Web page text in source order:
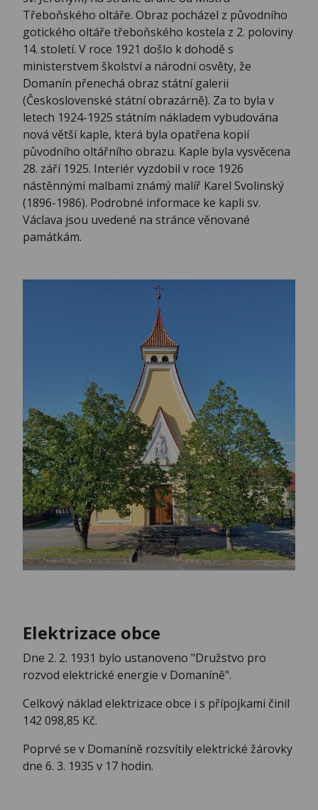
Třeboňského oltáře. Obraz pocházel z původního
gotického oltáře třeboňského kostela z 2. poloviny
14. století. V roce 1921 došlo k dohodě s
ministerstvem školství a národní osvěty, že
Domanín přenechá obraz státní galerii
(Československé státní obrazárně). Za to byla v
letech 1924-1925 státním nákladem vybudována
nová větší kaple, která byla opatřena kopií
původního oltářního obrazu. Kaple byla vysvěcena
28. září 1925. Interiér vyzdobil v roce 1926
nástěnnými malbami známý malíř Karel Svolinský
(1896-1986). Podrobné informace ke kapli sv.
Václava jsou uvedené na stránce věnované
památkám.
Elektrizace obce
Dne 2. 2. 1931 bylo ustanoveno "Družstvo pro
rozvod elektrické energie v Domaníně".
Celkový náklad elektrizace obce i s přípojkami činil
142 098,85 Kč.
Poprvé se v Domaníně rozsvítily elektrické žárovky
dne 6. 3. 1935 v 17 hodin.